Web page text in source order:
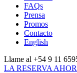
FAQs
Prensa
Promos
Contacto
English
Llame al +54 9 11
LA RESERVA